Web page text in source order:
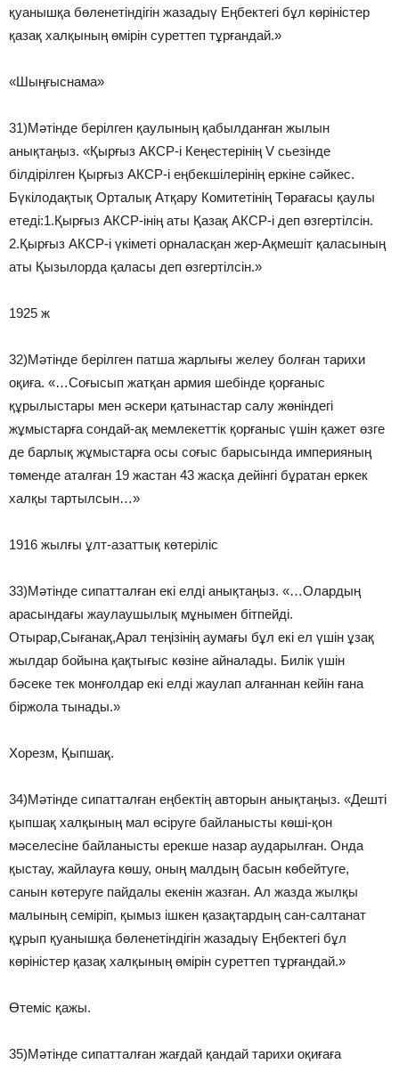
қуанышқа бөленетіндігін жазадыү Еңбектегі бұл көріністер
қазақ халқының өмірін суреттеп тұрғандай.»
«Шыңғыснама»
31)Мәтінде берілген қаулының қабылданған жылын
анықтаңыз. «Қырғыз АКСР-і Кеңестерінің V сьезінде
білдірілген Қырғыз АКСР-і еңбекшілерінің еркіне сәйкес.
Бүкілодақтық Орталық Атқару Комитетінің Төрағасы қаулы
етеді:1.Қырғыз АКСР-інің аты Қазақ АКСР-і деп өзгертілсін.
2.Қырғыз АКСР-і үкіметі орналасқан жер-Ақмешіт қаласының
аты Қызылорда қаласы деп өзгертілсін.»
1925 ж
32)Мәтінде берілген патша жарлығы желеу болған тарихи
оқиға. «…Соғысып жатқан армия шебінде қорғаныс
құрылыстары мен әскери қатынастар салу жөніндегі
жұмыстарға сондай-ақ мемлекеттік қорғаныс үшін қажет өзге
де барлық жұмыстарға осы соғыс барысында империяның
төменде аталған 19 жастан 43 жасқа дейінгі бұратан еркек
халқы тартылсын…»
1916 жылғы ұлт-азаттық көтеріліс
33)Мәтінде сипатталған екі елді анықтаңыз. «…Олардың
арасындағы жаулаушылық мұнымен бітпейді.
Отырар,Сығанақ,Арал теңізінің аумағы бұл екі ел үшін ұзақ
жылдар бойына қақтығыс көзіне айналады. Билік үшін
бәсеке тек монғолдар екі елді жаулап алғаннан кейін ғана
біржола тынады.»
Хорезм, Қыпшақ.
34)Мәтінде сипатталған еңбектің авторын анықтаңыз. «Дешті
қыпшақ халқының мал өсіруге байланысты көші-қон
мәселесіне байланысты ерекше назар аударылған. Онда
қыстау, жайлауға көшу, оның малдың басын көбейтуге,
санын көтеруге пайдалы екенін жазған. Ал жазда жылқы
малының семіріп, қымыз ішкен қазақтардың сан-салтанат
құрып қуанышқа бөленетіндігін жазадыү Еңбектегі бұл
көріністер қазақ халқының өмірін суреттеп тұрғандай.»
Өтеміс қажы.
35)Мәтінде сипатталған жағдай қандай тарихи оқиғаға